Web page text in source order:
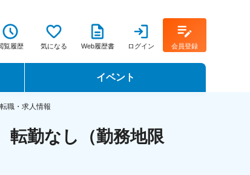
覧履歴 気になる Web履歴書 ログイン 会員登録
イベント
転職イベント・転職セミナー
転職フェア
職・求人情報
転勤なし（勤務地限